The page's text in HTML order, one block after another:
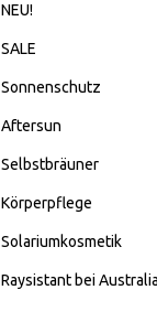
NEU!
SALE
Sonnenschutz
Aftersun
Selbstbräuner
Körperpflege
Solariumkosmetik
Raysistant bei